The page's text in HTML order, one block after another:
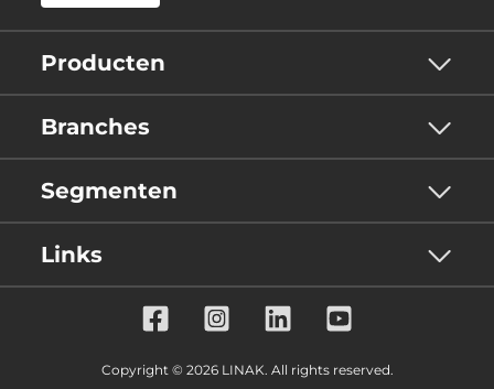
Producten
Branches
Segmenten
Links
Copyright © 2026 LINAK. All rights reserved.